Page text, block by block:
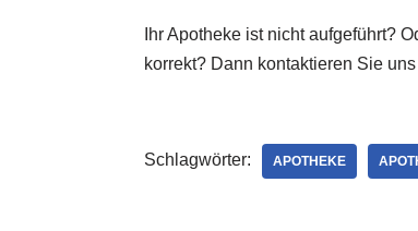
Ihr Apotheke ist nicht aufgeführt?
korrekt? Dann kontaktieren Sie
Schlagwörter: APOTHEKE